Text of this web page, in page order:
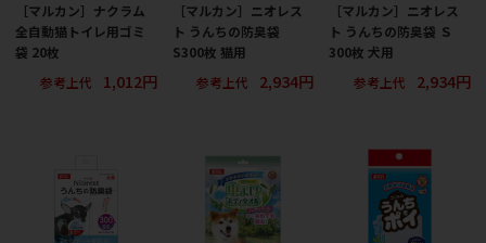
［マルカン］ナクラム
全自動猫トイレ用ゴミ
袋 20枚
参考上代
1,012円
［マルカン］ニオレス
ト うんちの防臭袋
S300枚 猫用
参考上代
2,934円
［マルカン］ニオレス
ト うんちの防臭袋 Ｓ
300枚 犬用
参考上代
2,934円